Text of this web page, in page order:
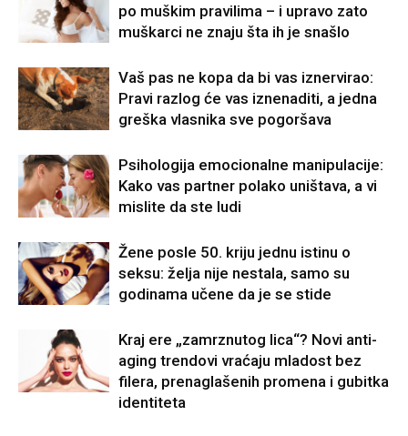
po muškim pravilima – i upravo zato
muškarci ne znaju šta ih je snašlo
Vaš pas ne kopa da bi vas iznervirao:
Pravi razlog će vas iznenaditi, a jedna
greška vlasnika sve pogoršava
Psihologija emocionalne manipulacije:
Kako vas partner polako uništava, a vi
mislite da ste ludi
Žene posle 50. kriju jednu istinu o
seksu: želja nije nestala, samo su
godinama učene da je se stide
Kraj ere „zamrznutog lica“? Novi anti-
aging trendovi vraćaju mladost bez
filera, prenaglašenih promena i gubitka
identiteta